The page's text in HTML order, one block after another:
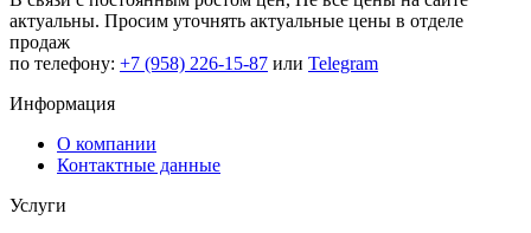
актуальны. Просим уточнять актуальные цены в отделе
продаж
по телефону: +7 (958) 226-15-87 или Telegram
Информация
О компании
Контактные данные
Услуги